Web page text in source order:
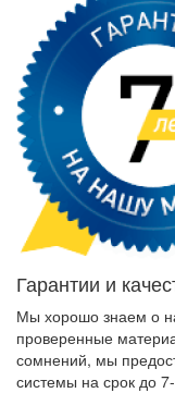
Гарантии и
Мы хорошо знаем о
проверенные
сомнений, мы
системы на срок до